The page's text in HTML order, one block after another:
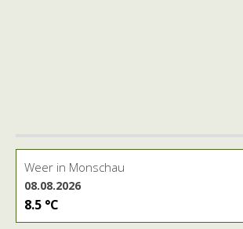
Weer in Monschau
08.08.2026
8.5 °C